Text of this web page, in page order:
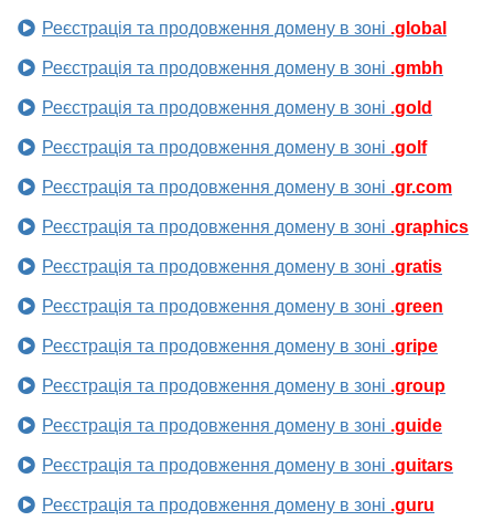
Реєстрація та продовження домену в зоні .global
Реєстрація та продовження домену в зоні .gmbh
Реєстрація та продовження домену в зоні .gold
Реєстрація та продовження домену в зоні .golf
Реєстрація та продовження домену в зоні .gr.com
Реєстрація та продовження домену в зоні .graphics
Реєстрація та продовження домену в зоні .gratis
Реєстрація та продовження домену в зоні .green
Реєстрація та продовження домену в зоні .gripe
Реєстрація та продовження домену в зоні .group
Реєстрація та продовження домену в зоні .guide
Реєстрація та продовження домену в зоні .guitars
Реєстрація та продовження домену в зоні .guru